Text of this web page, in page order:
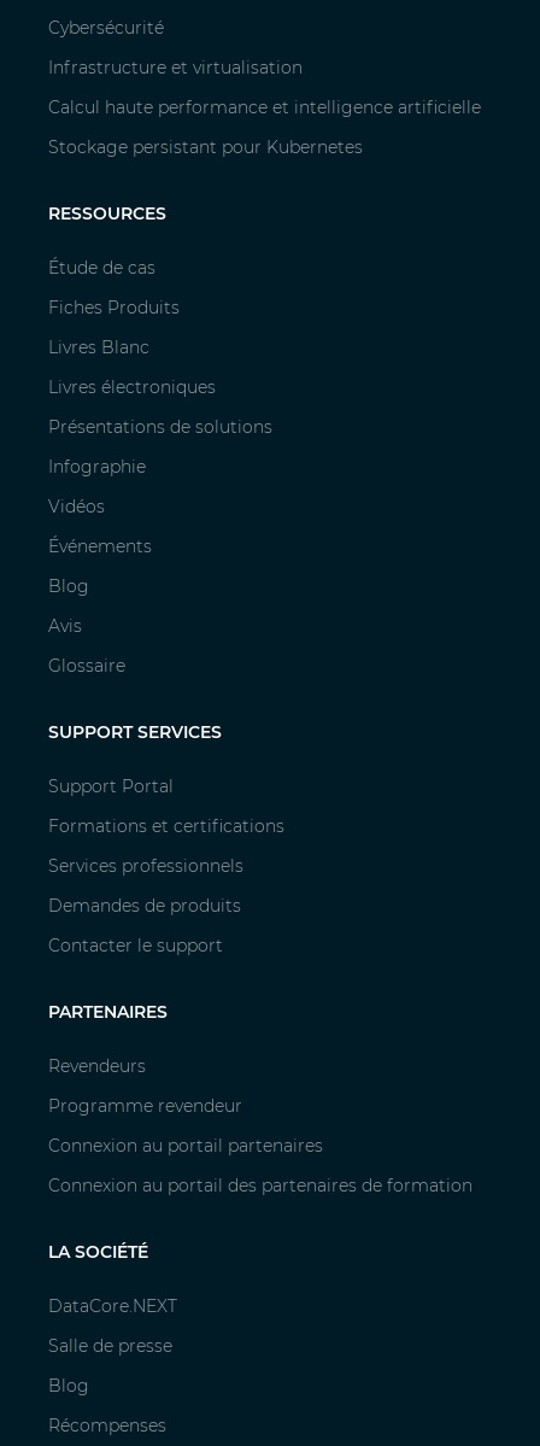
Cybersécurité
Infrastructure et virtualisation
Calcul haute performance et intelligence artificielle
Stockage persistant pour Kubernetes
RESSOURCES
Étude de cas
Fiches Produits
Livres Blanc
Livres électroniques
Présentations de solutions
Infographie
Vidéos
Événements
Blog
Avis
Glossaire
SUPPORT SERVICES
Support Portal
Formations et certifications
Services professionnels
Demandes de produits
Contacter le support
PARTENAIRES
Revendeurs
Programme revendeur
Connexion au portail partenaires
Connexion au portail des partenaires de formation
LA SOCIÉTÉ
DataCore.NEXT
Salle de presse
Blog
Récompenses